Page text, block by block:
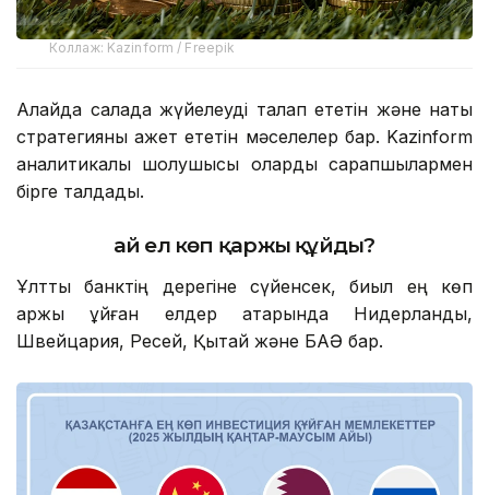
Коллаж: Kazinform / Freepik
Алайда салада жүйелеуді талап ететін және нақты
стратегияны қажет ететін мәселелер бар. Kazinform
аналитикалық шолушысы оларды сарапшылармен
бірге талдады.
Қай ел көп қаржы құйды?
Ұлттық банктің дерегіне сүйенсек, биыл ең көп
қаржы құйған елдер қатарында Нидерланды,
Швейцария, Ресей, Қытай және БАӘ бар.